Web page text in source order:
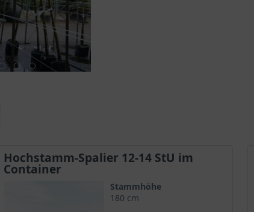
Hochstamm-Spalier 12-14 StU im
Container
Stammhöhe
180 cm